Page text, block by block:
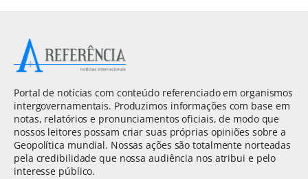
Portal de notícias com conteúdo referenciado em organismos
intergovernamentais. Produzimos informações com base em
notas, relatórios e pronunciamentos oficiais, de modo que
nossos leitores possam criar suas próprias opiniões sobre a
Geopolítica mundial. Nossas ações são totalmente norteadas
pela credibilidade que nossa audiência nos atribui e pelo
interesse público.